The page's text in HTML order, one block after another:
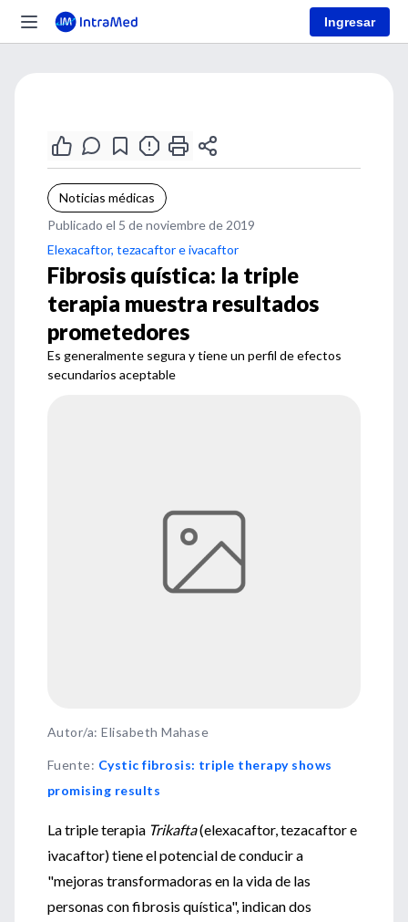
Ingresar
Noticias médicas
Publicado el 5 de noviembre de 2019
Elexacaftor, tezacaftor e ivacaftor
Fibrosis quística: la triple
terapia muestra resultados
prometedores
Es generalmente segura y tiene un perfil de efectos
secundarios aceptable
Autor/a: Elisabeth Mahase
Fuente: Cystic fibrosis: triple therapy shows
promising results
La triple terapia Trikafta(elexacaftor, tezacaftor e
ivacaftor) tiene el potencial de conducir a
"mejoras transformadoras en la vida de las
personas con fibrosis quística", indican dos